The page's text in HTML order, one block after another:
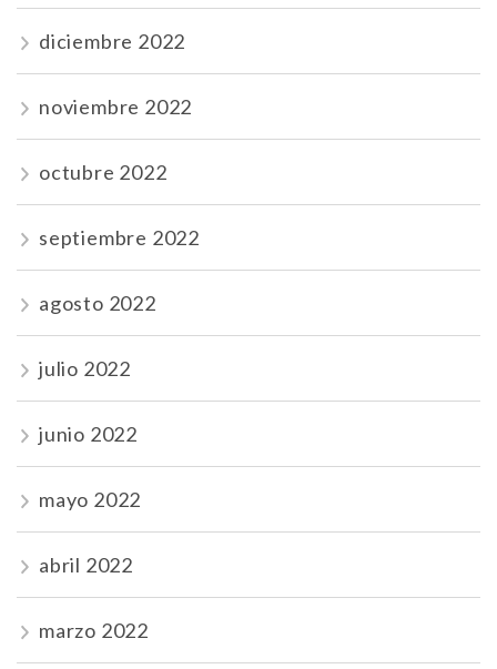
diciembre 2022
noviembre 2022
octubre 2022
septiembre 2022
agosto 2022
julio 2022
junio 2022
mayo 2022
abril 2022
marzo 2022